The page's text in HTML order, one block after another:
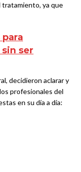
tratamiento, ya que
para
ser
decidieron aclarar y
profesionales del
en su día a día: